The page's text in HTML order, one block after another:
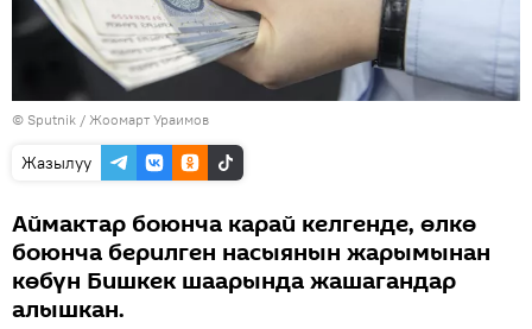
© Sputnik / Жоомарт Ураимов
Жазылуу
Аймактар боюнча карай келгенде, өлкө
боюнча берилген насыянын жарымынан
көбүн Бишкек шаарында жашагандар
алышкан.